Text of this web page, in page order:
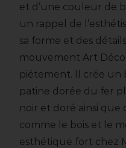
et d’une couleur de
un rappel de
sa forme et des
mouvement Art
piétement. Il crée un
patine dorée du fer
noir et doré ainsi que
comme le bois et le
esthétique fort chez